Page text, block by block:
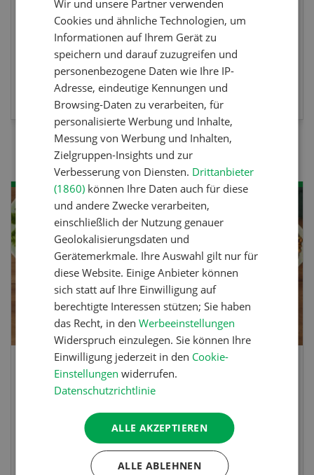
MEHR ZUR VERANSTALTUNG
Lupinentätschli
Lupinentätschli mit Lauch, Randen und
Wir und unsere Partner verwenden
Cookies und ähnliche Technologien, um
Informationen auf Ihrem Gerät zu
speichern und darauf zuzugreifen und
personenbezogene Daten wie Ihre IP-
Adresse, eindeutige Kennungen und
Browsing-Daten zu verarbeiten, für
personalisierte Werbung und Inhalte,
Messung von Werbung und Inhalten,
Zielgruppen-Insights und zur
Verbesserung von Diensten. Drittanbieter
(1860) können Ihre Daten auch für diese
und andere Zwecke verarbeiten,
einschließlich der Nutzung genauer
Geolokalisierungsdaten und
Gerätemerkmale. Ihre Auswahl gilt nur für
diese Website. Einige Anbieter können
sich statt auf Ihre Einwilligung auf
berechtigte Interessen stützen; Sie haben
das Recht, in denWerbeeinstellungen
Widerspruch einzulegen. Sie können Ihre
Einwilligung jederzeit in den Cookie-
Einstellungen widerrufen.
Datenschutzrichtlinie
ALLE AKZEPTIEREN
ALLE ABLEHNEN